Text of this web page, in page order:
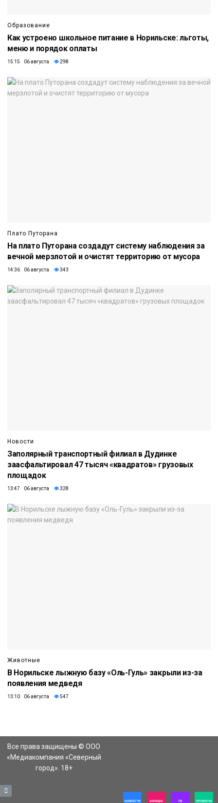
Образование
Как устроено школьное питание в Норильске: льготы,
меню и порядок оплаты
15:15 06 августа 298
Плато Путорана
На плато Путорана создадут систему наблюдения за
вечной мерзлотой и очистят территорию от мусора
14:36 06 августа 343
Новости
Заполярный транспортный филиал в Дудинке
заасфальтировал 47 тысяч «квадратов» грузовых
площадок
13:47 06 августа 328
Животные
В Норильске лыжную базу «Оль-Гуль» закрыли из-за
появления медведя
13:10 06 августа 547
Все права защищены © ООО
«Медиакомпания «Северный
город». 18+